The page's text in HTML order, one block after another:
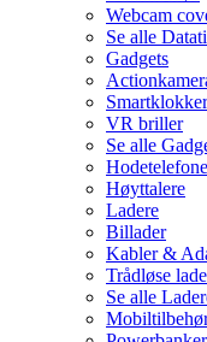
Webcam
Se alle
Gadgets
Smartklokker
VR briller
Se alle
Høyttalere
Ladere
Billader
Kabler &
Trådløse
Se alle